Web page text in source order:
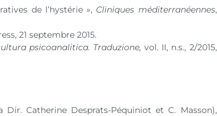
de l’hystérie », Cliniques méditerranéennes,
21 septembre 2015.
psicoanalitica. Traduzione,vol. II, n.s., 2/2015,
Dir. Catherine Desprats-Péquiniot et C. Masson),